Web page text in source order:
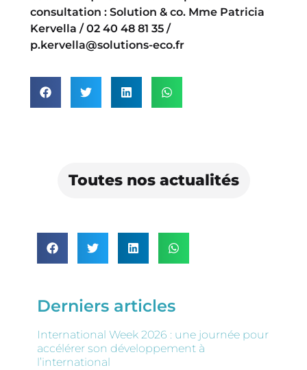
consultation : Solution & co. Mme Patricia
Kervella / 02 40 48 81 35 /
p.kervella@solutions-eco.fr
Toutes nos actualités
Derniers articles
International Week 2026 : une journée pour
accélérer son développement à
l’international